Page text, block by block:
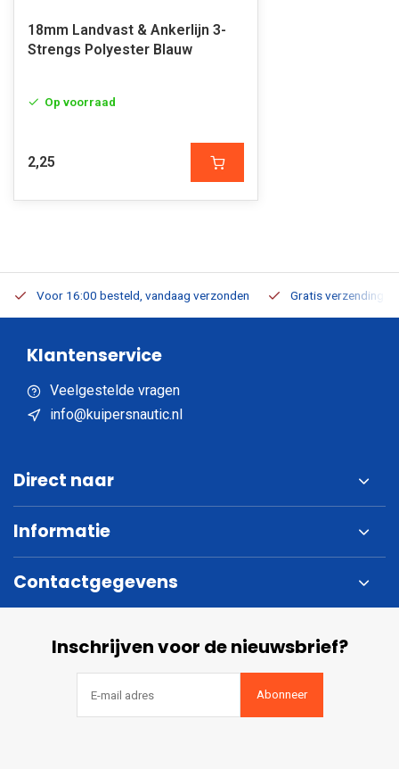
18mm Landvast & Ankerlijn 3-
Strengs Polyester Blauw
Op voorraad
2,25
Voor 16:00 besteld, vandaag verzonden Gratis verzending
Klantenservice
Veelgestelde vragen
info@kuipersnautic.nl
Direct naar
Informatie
Contactgegevens
Inschrijven voor de nieuwsbrief?
Abonneer